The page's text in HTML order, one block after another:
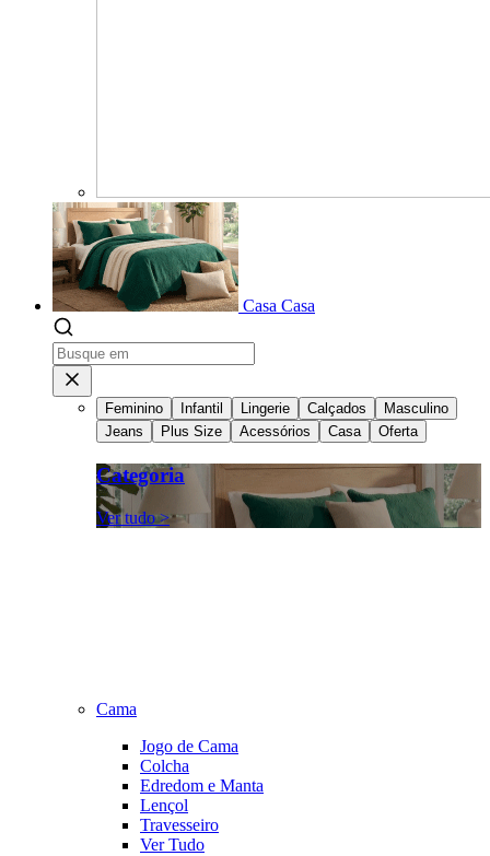
Casa Casa
Feminino Infantil Lingerie Calçados
Masculino
Jeans
Plus Size Acessórios Casa Oferta
Categoria
Ver tudo >
Cama
Jogo de Cama
Colcha
Edredom e Manta
Lençol
Travesseiro
Ver Tudo